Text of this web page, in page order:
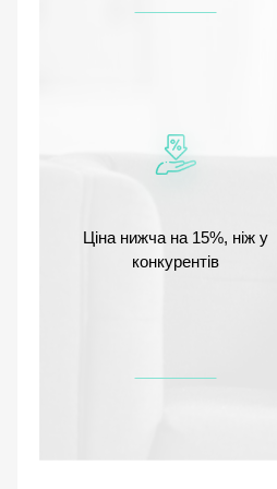
Ціна нижча на 15%, ніж у
конкурентів